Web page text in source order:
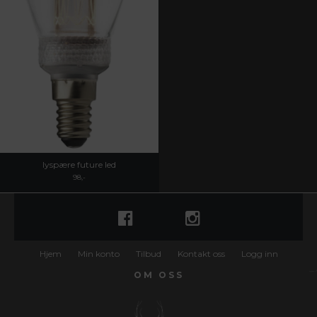
lyspære future led
98,-
Hjem Min konto Tilbud Kontakt oss
Logg inn
OM OSS